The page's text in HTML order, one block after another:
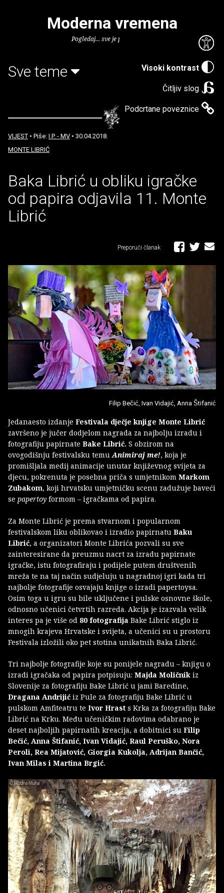
Visoki kontrast
Čitljiv slog
Podcrtane poveznice
Moderna vremena
Pogledaj... sve je puno knjiga.
Sve teme
VIJEST • Piše: I.P. - MV • 30.04.2018.
MONTE LIBRIĆ
Baka Librić u obliku igračke
od papira odjavila 11. Monte
Librić
Preporuči članak
Filip Bečić, Ivan Vidajić, Anna Štifanić
Jedanaesto izdanje Festivala dječje knjige Monte Librić
završeno je jučer dodjelom nagrada za najbolju izradu i
fotografiju papirnate Bake Librić. S obzirom na
ovogodišnju festivalsku temuAnimiraj me!, koja je
promišljala medij animacije unutar književnog svijeta za
djecu, pokrenuta je posebna priča s umjetnikom Markom
Zubakom, koji hrvatsku umjetničku scenu zadužuje baveći
se papertoy formom – igračkama od papira.
Za Monte Librić je prema stvarnom i popularnom
festivalskom liku oblikovao i izradio papirnatu Baku
Librić, a organizatori Monte Librića pozvali su sve
zainteresirane da preuzmu nacrt za izradu papirnate
igračke, istu fotografiraju i podijele putem društvenih
mreža te na taj način sudjeluju u nagradnoj igri kada tri
najbolje fotografije osvajaju knjige o izradi papertoysa.
Osim toga u igru su bile uključene i pulske osnovne škole,
odnosno učenici četvrtih razreda. Akcija je izazvala velik
interes pa je više od 80 fotografija Bake Librić stiglo iz
mnogih krajeva Hrvatske i svijeta, a učenici su u prostoru
Festivala izložili oko pet stotina unikatnih Baka Librić.
Tri najbolje fotografije koje su ponijele nagradu – knjigu o
izradi igračaka od papira potpisuju: Majda Moličnik iz
Slovenije za fotografiju Bake Librić u jami Baredine,
Dragana Andrijić iz Pule za fotografiju Bake Librić u
pulskom Amfiteatru te Ivor Hrast s Krka za fotografiju Bake
Librić na Krku. Među učeničkim radovima odabrano je
deset najboljih papirnatih kreacija, a dobitnici su Filip
Bečić, Anna Štifanić, Ivan Vidajić, Raul Peruško, Nora
Peroli, Rea Mijatović, Giorgia Kukolja, Adrijan Bančić,
Ivan Milas i Martina Brgić.